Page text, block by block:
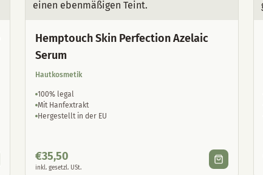
Hemptouch Skin Perfection Azelaic
Serum
Hautkosmetik
100% legal
Mit Hanfextrakt
Hergestellt in der EU
€35,50
inkl. gesetzl. USt.